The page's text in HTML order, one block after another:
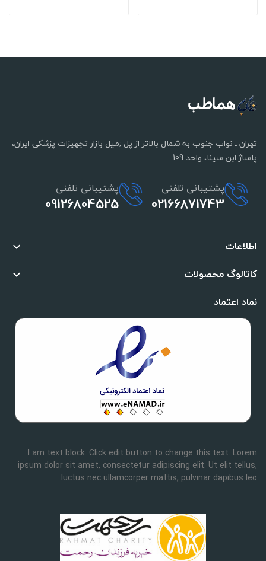
تهران ـ نواب جنوب به شمال بالاتر از پل ;میل بازار تجهیزات پزشکی ایران،
پاساژ ابن سینا، واحد 109
پشتیبانی تلفنی
02166871743
پشتیبانی تلفنی
09126804525
اطلاعات 
کاتالوگ محصولات 
نماد اعتماد
I am text block. Click edit button to change this text. Lorem
ipsum dolor sit amet, consectetur adipiscing elit. Ut elit tellus,
luctus nec ullamcorper mattis, pulvinar dapibus leo.